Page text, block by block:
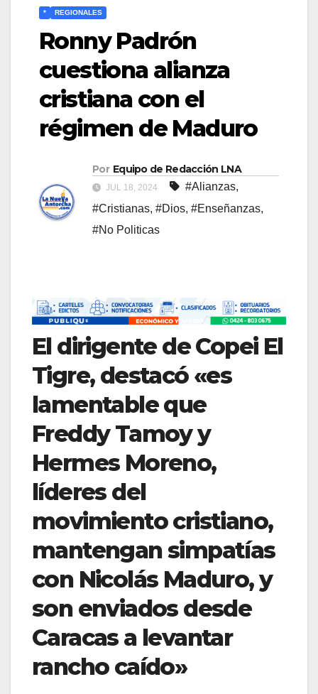
* REGIONALES
Ronny Padrón
cuestiona alianza
cristiana con el
régimen de Maduro
Por Equipo de Redacción LNA
JUL 18, 2024 #Alianzas,
#Cristianas, #Dios, #Enseñanzas,
#No Politicas
El dirigente de Copei El
Tigre, destacó «es
lamentable que
Freddy Tamoy y
Hermes Moreno,
líderes del
movimiento cristiano,
mantengan simpatías
con Nicolás Maduro, y
son enviados desde
Caracas a levantar
rancho caído»